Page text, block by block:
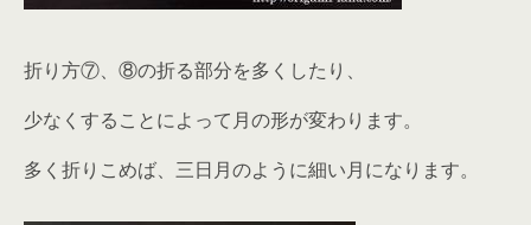
折り方⑦、⑧の折る部分を多くしたり、
少なくすることによって月の形が変わります。
多く折りこめば、三日月のように細い月になります。